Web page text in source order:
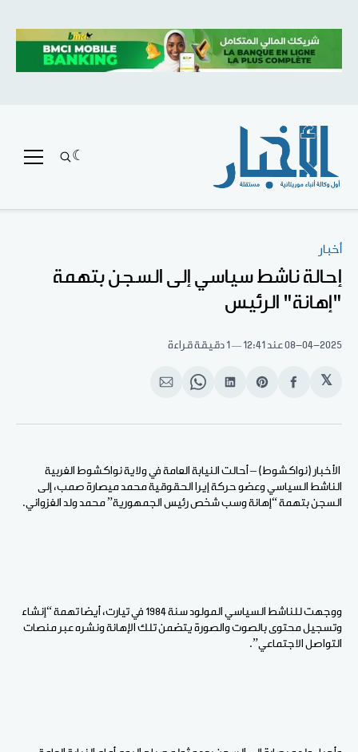
أخبار
إحالة ناشط سياسي إلى السجن بتهمة
"إهانة" الرئيس
08-04-2025عند 12:41 1 دقيقة قراءة
𝕏
انشر
الفيسبوك
Share
Pinterest
انشر
لينكد
Share
WhatsApp
انشر
الإيميل
الأخبار (نواكشوط) – أحالت النيابة العامة في ولاية نواكشوط الغربية
الناشط السياسي وعضو حركة إيرا الحقوقية محمد ميصارة صمب، إلى
السجن بتهمة “إهانة وسب شخص رئيس الجمهورية” محمد ولد الغزواني.
ووجهت للناشط السياسي المولود سنة 1984 في تيارت، أيضا تهمة “إنشاء
وتسجيل محتوى بالصوت والصورة يتضمن تلك الإهانة ونشره عبر منصات
التواصل الاجتماعي”.